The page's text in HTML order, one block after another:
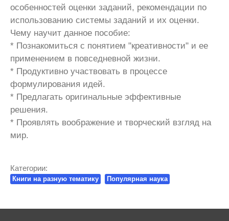
особенностей оценки заданий, рекомендации по
использованию системы заданий и их оценки.
Чему научит данное пособие:
* Познакомиться с понятием "креативности" и ее
применением в повседневной жизни.
* Продуктивно участвовать в процессе
формулирования идей.
* Предлагать оригинальные эффективные
решения.
* Проявлять воображение и творческий взгляд на
мир.
Категории:
Книги на разную тематику Популярная наука